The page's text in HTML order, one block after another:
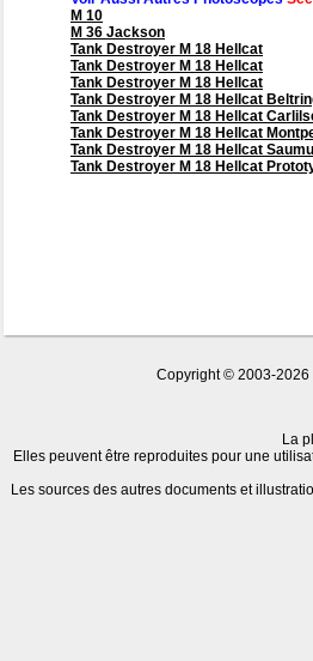
M 10
M 36 Jackson
Tank Destroyer M 18 Hellcat
Tank Destroyer M 18 Hellcat
Tank Destroyer M 18 Hellcat
Tank Destroyer M 18 Hellcat
Tank Destroyer M 18 Hellcat
Tank Destroyer M 18 Hellcat
Tank Destroyer M 18 Hellcat
Tank Destroyer M 18 Hellcat
Copyright © 2003-2026
La
Elles peuvent être reproduites pour une
Les sources des autres documents et